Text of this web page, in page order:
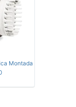
Montada